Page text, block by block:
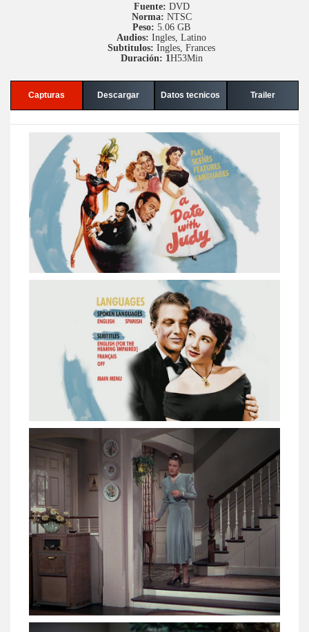
Fuente: DVD
Norma: NTSC
Peso: 5.06 GB
Audios: Ingles, Latino
Subtitulos: Ingles, Frances
Duración: 1H53Min
Capturas Descargar Datos tecnicos Trailer